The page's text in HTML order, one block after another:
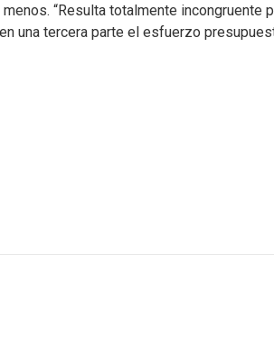
“Resulta totalmente
una tercera parte el esfuerzo